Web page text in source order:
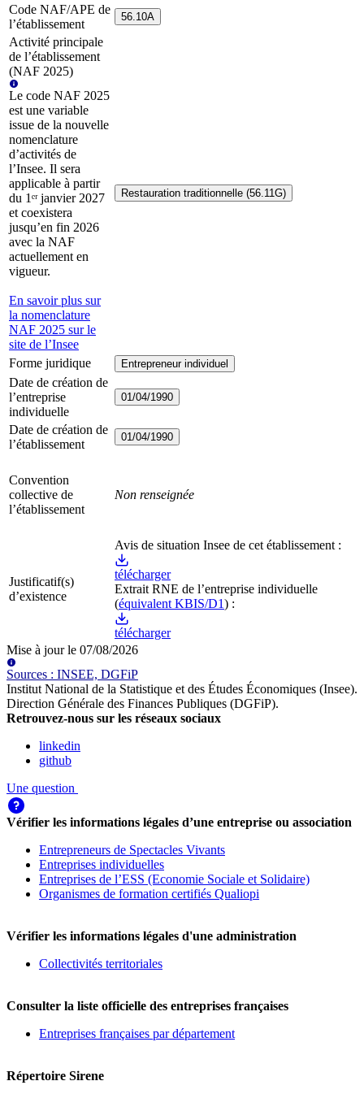
Code NAF/APE de
l’établissement
56.10A
Activité principale
de l’établissement
(NAF 2025)
Le code NAF 2025
est une variable
issue de la nouvelle
nomenclature
d’activités de
l’Insee. Il sera
applicable à partir
du 1ᵉʳ janvier 2027
et coexistera
jusqu’en fin 2026
avec la NAF
actuellement en
vigueur.
En savoir plus sur
la nomenclature
NAF 2025 sur le
site de l’Insee
Restauration traditionnelle (56.11G)
Forme juridique Entrepreneur individuel
Date de création de
l’entreprise
individuelle
01/04/1990
Date de création de
l’établissement
01/04/1990
Convention
collective de
l’établissement
Non renseignée
Justificatif(s)
d’existence
Avis de situation Insee de cet établissement :
télécharger
Extrait RNE de l’entreprise individuelle
(équivalent KBIS/D1) :
télécharger
Mise à jour le 07/08/2026
Sources : INSEE, DGFiP
Institut National de la Statistique et des Études Économiques (Insee).
Direction Générale des Finances Publiques (DGFiP).
Retrouvez-nous sur les réseaux sociaux
linkedin
github
Une question
Vérifier les informations légales d’une entreprise ou association
Entrepreneurs de Spectacles Vivants
Entreprises individuelles
Entreprises de l’ESS (Economie Sociale et Solidaire)
Organismes de formation certifiés Qualiopi
Vérifier les informations légales d'une administration
Collectivités territoriales
Consulter la liste officielle des entreprises françaises
Entreprises françaises par département
Répertoire Sirene